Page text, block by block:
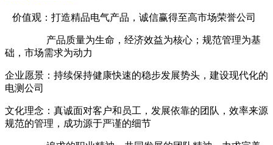
价值观：打造精品电气产品，诚信赢得至高市场荣誉公司
产品质量为生命，经济效益为核心；规范管理为基
础，市场需求为动力
企业愿景：持续保持健康快速的稳步发展势头，建设现代化的
电测公司
文化理念：真诚面对客户和员工，发展依靠的团队，效率来源
规范的管理，成功源于严谨的细节